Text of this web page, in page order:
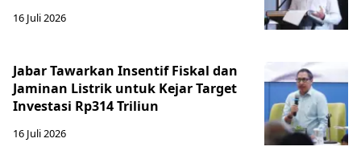
16 Juli 2026
Jabar Tawarkan Insentif Fiskal dan
Jaminan Listrik untuk Kejar Target
Investasi Rp314 Triliun
16 Juli 2026